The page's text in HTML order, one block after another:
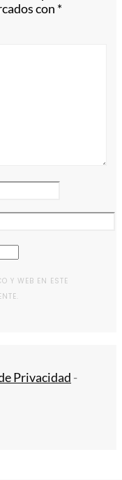
con *
Y WEB EN ESTE
Privacidad -